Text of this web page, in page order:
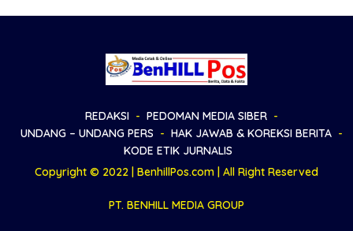
REDAKSI
PEDOMAN MEDIA SIBER
UNDANG – UNDANG PERS
HAK JAWAB & KOREKSI BERITA
KODE ETIK JURNALIS
Copyright © 2022 | BenhillPos.com | All Right Reserved
PT. BENHILL MEDIA GROUP